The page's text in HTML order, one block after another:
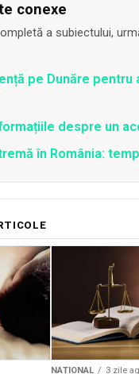
conexe
a subiectului,
pe Dunăre
despre un
în România:
NAȚIONAL 3 zile